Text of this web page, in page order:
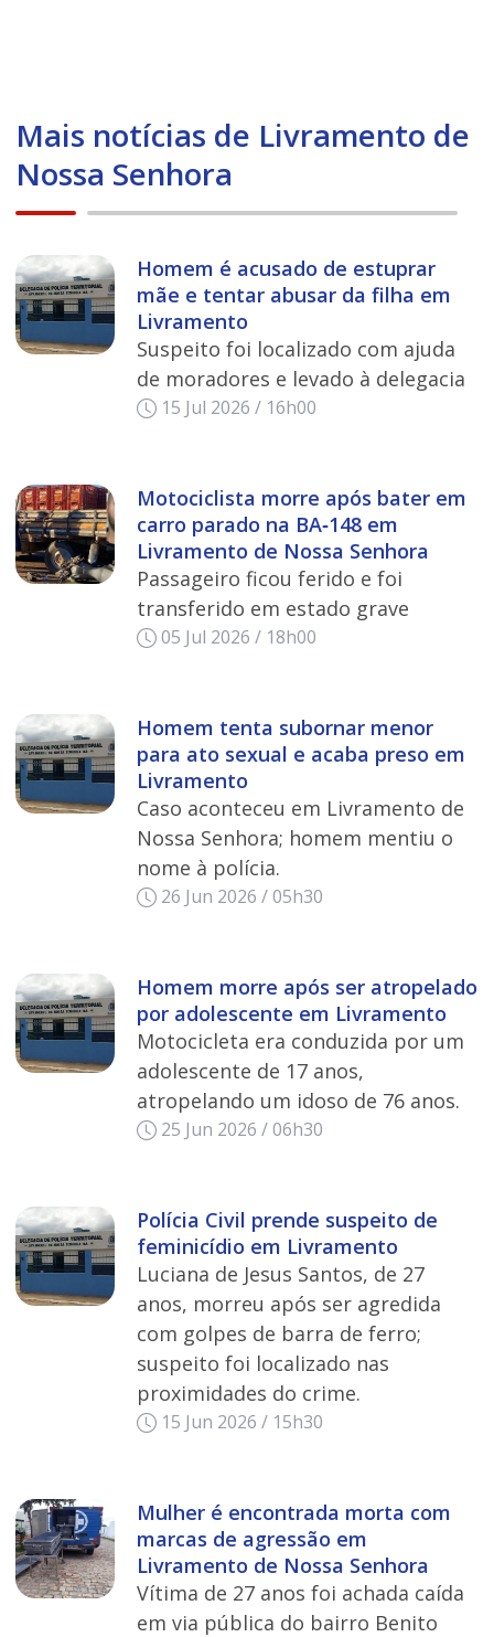
Mais notícias de Livramento de
Nossa Senhora
Homem é acusado de estuprar
mãe e tentar abusar da filha em
Livramento
Suspeito foi localizado com ajuda
de moradores e levado à delegacia
15 Jul 2026 / 16h00
Motociclista morre após bater em
carro parado na BA‑148 em
Livramento de Nossa Senhora
Passageiro ficou ferido e foi
transferido em estado grave
05 Jul 2026 / 18h00
Homem tenta subornar menor
para ato sexual e acaba preso em
Livramento
Caso aconteceu em Livramento de
Nossa Senhora; homem mentiu o
nome à polícia.
26 Jun 2026 / 05h30
Homem morre após ser atropelado
por adolescente em Livramento
Motocicleta era conduzida por um
adolescente de 17 anos,
atropelando um idoso de 76 anos.
25 Jun 2026 / 06h30
Polícia Civil prende suspeito de
feminicídio em Livramento
Luciana de Jesus Santos, de 27
anos, morreu após ser agredida
com golpes de barra de ferro;
suspeito foi localizado nas
proximidades do crime.
15 Jun 2026 / 15h30
Mulher é encontrada morta com
marcas de agressão em
Livramento de Nossa Senhora
Vítima de 27 anos foi achada caída
em via pública do bairro Benito